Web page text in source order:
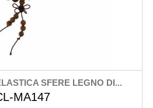
SFERE LEGNO DI...
MA147